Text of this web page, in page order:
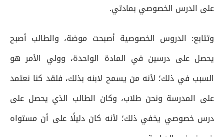
على الدرس الخصوصي بمادتي.
وتتابع: الدروس الخصوصية أصبحت موضة، والطالب أصبح
يحصل على درسين في المادة الواحدة، وولي الأمر هو
السبب في ذلك؛ لأنه من يسمح لابنه بذلك، فلقد كنا نعتمد
على المدرسة ونحن طلاب، وكان الطالب الذي يحصل على
درس خصوصي يخفي ذلك؛ لأنه كان دليلًا على أن مستواه